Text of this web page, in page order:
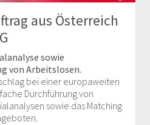
aus Österreich
sowie
von Arbeitslosen.
bei einer europaweiten
Durchführung von
sowie das Matching